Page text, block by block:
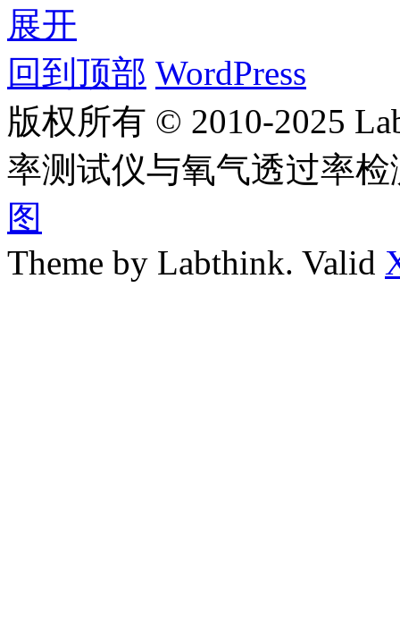
展开
回到顶部 WordPress
版权所有 © 2010-2025
率测试仪与氧气透过率
图
Theme by Labthink. Valid